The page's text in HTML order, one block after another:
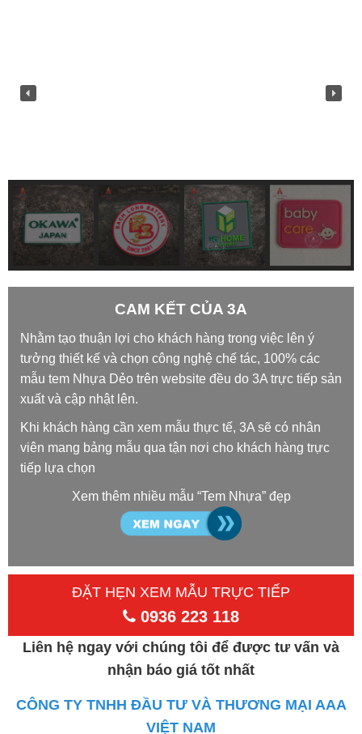
CAM KẾT CỦA 3A
Nhằm tạo thuận lợi cho khách hàng trong việc lên ý
tưởng thiết kế và chọn công nghệ chế tác, 100% các
mẫu tem Nhựa Dẻo trên website đều do 3A trực tiếp sản
xuất và cập nhật lên.
Khi khách hàng cần xem mẫu thực tế, 3A sẽ có nhân
viên mang bảng mẫu qua tận nơi cho khách hàng trực
tiếp lựa chọn
Xem thêm nhiều mẫu “Tem Nhựa” đẹp
ĐẶT HẸN XEM MẪU TRỰC TIẾP
0936 223 118
Liên hệ ngay với chúng tôi để được tư vấn và
nhận báo giá tốt nhất
CÔNG TY TNHH ĐẦU TƯ VÀ THƯƠNG MẠI AAA
VIỆT NAM